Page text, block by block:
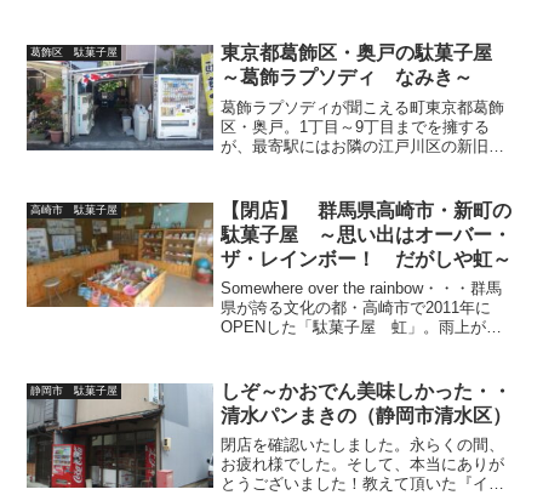
じちゃん亡き後、一人で店を切り盛りし
ていたおばちゃん。20...
葛飾区 駄菓子屋
東京都葛飾区・奥戸の駄菓子屋
～葛飾ラプソディ なみき～
葛飾ラプソディが聞こえる町東京都葛飾
区・奥戸。1丁目～9丁目までを擁する
が、最寄駅にはお隣の江戸川区の新旧小
北沼公園対面にある駄菓子屋「なみき」
を御紹介します。北沼公園...
高崎市 駄菓子屋
【閉店】 群馬県高崎市・新町の
駄菓子屋 ～思い出はオーバー・
ザ・レインボー！ だがしや虹～
Somewhere over the rainbow・・・群馬
県が誇る文化の都・高崎市で2011年に
OPENした「駄菓子屋 虹」。雨上がり
に、閉店されたことを確認いたしま...
静岡市 駄菓子屋
しぞ～かおでん美味しかった・・
清水パンまきの（静岡市清水区）
閉店を確認いたしました。永らくの間、
お疲れ様でした。そして、本当にありが
とうございました！教えて頂いた『イワ